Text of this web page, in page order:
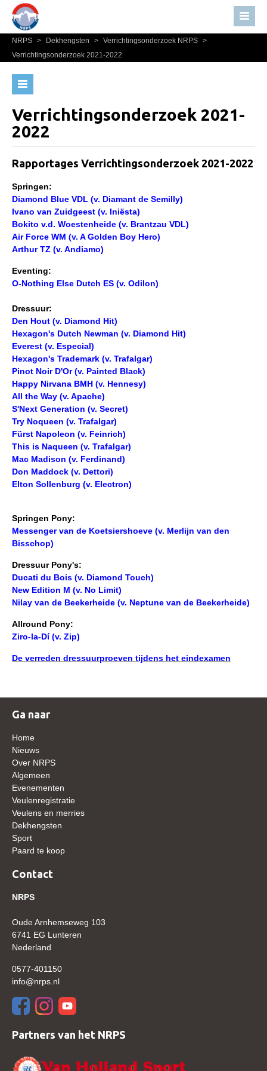
Home
Nieuws
Over NRPS
Bestuur NRPS
Lidmaatschap NRPS
Informatie
Lid worden
Statuten en reglementen
Privacyverklaring
Algemeen
Paardenpaspoort aanvragen
Import registratie
I&R Registratie
Informatie overschrijven paspoort
Formulier overschrijven op naam
Animal Health Regulation
Gids voor Goede Praktijken
Marktplaats
Tarievenlijst
Veel gestelde vragen
Webshop
NRPS Select Sale
NRPS Keuringen
Hengstenkeuring
Regionale Keuringen
Nationale Keuring
Late Veulenkeuring
Veulenregistratie
Veulens en merries
PEDIGREE ONLINE
Informatie aan je paard of pony toevoegen
Fokkerij informatie
Fokprogramma's en registratie
NRPS-Boegbeeld
Cornage
Röntgenonderzoek
NRPS > Dekhengsten > Verrichtingsonderzoek NRPS >
Verrichtingsonderzoek 2021-2022
Zoek een hengst
HENGSTEN ONLINE
Hengstenselectie
ZADEL 2026
Verrichtingsonderzoek NRPS
Verrichtingsonderzoek 2025-2026
Verrichtingsonderzoek 2024-2025
Verrichtingsonderzoek 2023-2024
Verrichtingsonderzoek 2021-2022
Verrichtingsonderzoek 2020-2021
Verrichtingsonderzoek 2019-2020
Verrichtingsonderzoek 2021-
2022
Rapportages Verrichtingsonderzoek 2021-2022
Springen:
Diamond Blue VDL (v. Diamant de Semilly)
Ivano van Zuidgeest (v. Iniësta)
Bokito v.d. Woestenheide (v. Brantzau VDL)
Air Force WM (v. A Golden Boy Hero)
Arthur TZ (v. Andiamo)
Eventing:
O-Nothing Else Dutch ES (v. Odilon)
Dressuur:
Den Hout (v. Diamond Hit)
Hexagon's Dutch Newman (v. Diamond Hit)
Everest (v. Especial)
Hexagon's Trademark (v. Trafalgar)
Pinot Noir D'Or (v. Painted Black)
Happy Nirvana BMH (v. Hennesy)
All the Way (v. Apache)
S'Next Generation (v. Secret)
Try Noqueen (v. Trafalgar)
Fürst Napoleon (v. Feinrich)
This is Naqueen (v. Trafalgar)
Mac Madison (v. Ferdinand)
Don Maddock (v. Dettori)
Elton Sollenburg (v. Electron)
Springen Pony:
Messenger van de Koetsiershoeve (v. Merlijn van den
Bisschop)
Dressuur Pony's:
Ducati du Bois (v. Diamond Touch)
New Edition M (v. No Limit)
Nilay van de Beekerheide (v. Neptune van de Beekerheide)
Allround Pony:
Ziro-la-Dí (v. Zip)
De verreden dressuurproeven tijdens het eindexamen
Ga naar
Home
Nieuws
Over NRPS
Algemeen
Evenementen
Veulenregistratie
Veulens en merries
Dekhengsten
Sport
Paard te koop
Contact
NRPS
Oude Arnhemseweg 103
6741 EG Lunteren
Nederland
0577-401150
info@nrps.nl
Partners van het NRPS